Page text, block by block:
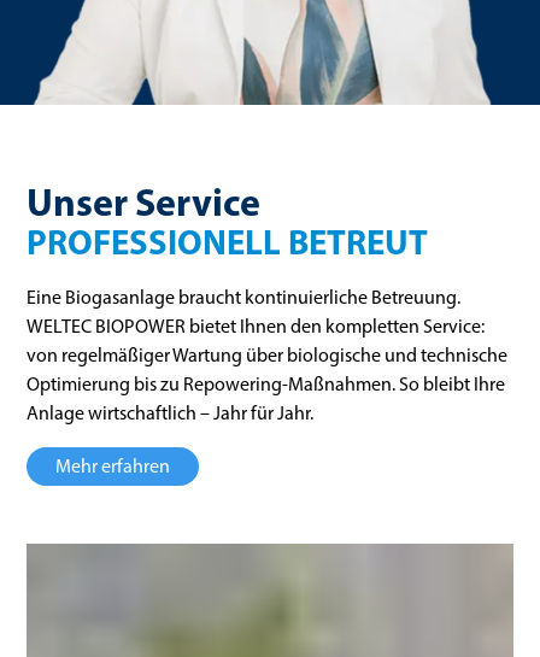
Unser Service
PROFESSIONELL BETREUT
Eine Biogasanlage braucht kontinuierliche Betreuung.
WELTEC BIOPOWER bietet Ihnen den kompletten Service:
von regelmäßiger Wartung über biologische und technische
Optimierung bis zu Repowering-Maßnahmen. So bleibt Ihre
Anlage wirtschaftlich – Jahr für Jahr.
Mehr erfahren